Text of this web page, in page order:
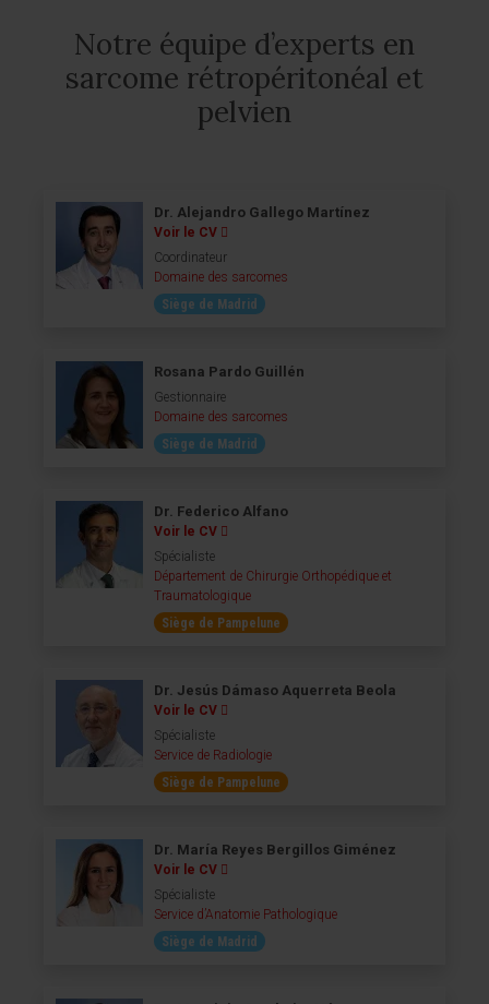
Notre équipe d’experts en
sarcome rétropéritonéal et
pelvien
Dr. Alejandro Gallego Martínez
Voir le CV
Coordinateur
Domaine des sarcomes
Siège de Madrid
Rosana Pardo Guillén
Gestionnaire
Domaine des sarcomes
Siège de Madrid
Dr. Federico Alfano
Voir le CV
Spécialiste
Département de Chirurgie Orthopédique et
Traumatologique
Siège de Pampelune
Dr. Jesús Dámaso Aquerreta Beola
Voir le CV
Spécialiste
Service de Radiologie
Siège de Pampelune
Dr. María Reyes Bergillos Giménez
Voir le CV
Spécialiste
Service d’Anatomie Pathologique
Siège de Madrid